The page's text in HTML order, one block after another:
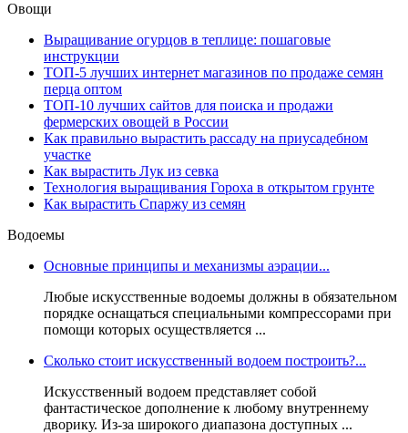
Овощи
Выращивание огурцов в теплице: пошаговые
инструкции
ТОП-5 лучших интернет магазинов по продаже семян
перца оптом
ТОП-10 лучших сайтов для поиска и продажи
фермерских овощей в России
Как правильно вырастить рассаду на приусадебном
участке
Как вырастить Лук из севка
Технология выращивания Гороха в открытом грунте
Как вырастить Спаржу из семян
Водоемы
Основные принципы и механизмы аэрации...
Любые искусственные водоемы должны в обязательном
порядке оснащаться специальными компрессорами при
помощи которых осуществляется ...
Сколько стоит искусственный водоем построить?...
Искусственный водоем представляет собой
фантастическое дополнение к любому внутреннему
дворику. Из-за широкого диапазона доступных ...